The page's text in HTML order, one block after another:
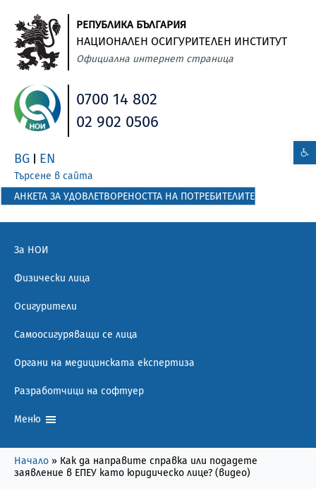
РЕПУБЛИКА БЪЛГАРИЯ
НАЦИОНАЛЕН ОСИГУРИТЕЛЕН ИНСТИТУТ
Официална интернет страница
0700 14 802
02 902 0506
BG EN
Търсене в сайта
АНКЕТА ЗА УДОВЛЕТВОРЕНОСТТА НА ПОТРЕБИТЕЛИТЕ
За НОИ
Физически лица
Осигурители
Самоосигуряващи се лица
Органи на медицинската експертиза
Разработчици на софтуер
Меню
Начало » Как да направите справка или подадете
заявление в ЕПЕУ като юридическо лице? (видео)